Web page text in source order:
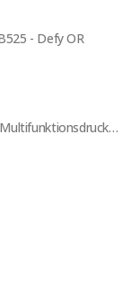
- Defy OR
Brother MFC-L9570CDWT Multifunktionsdrucker Farbe Laser MFCL9570CDWTG2